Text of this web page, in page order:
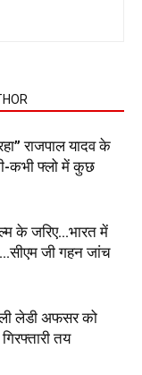
राजपाल यादव के
कभी फ्लो में कुछ
के जरिए…भारत में
जी गहन जांच
लेडी अफसर को
तय